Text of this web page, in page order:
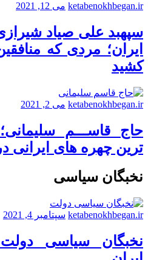
ketabenokhbegan.ir می 12, 2021
سپهبد علی صیاد
ایران؛ مردی که
کشید
ketabenokhbegan.ir می 2, 2021
حاج قاســـم
ترین چهره های ایرانی
نخبگان سیاسی
ketabenokhbegan.ir سپتامبر 4, 2021
نخبگان سیاسی